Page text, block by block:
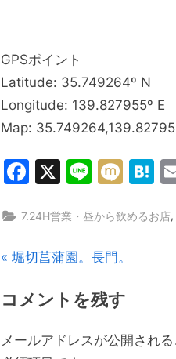
GPSポイント
Latitude: 35.749264º N
Longitude: 139.827955º E
Map:
Facebook
X LineMixi
7.24H営業・昼から飲めるお店,
投
稿
ナ
P
e
堀切菖蒲園。長門。
コメントを残す
メールアドレスが公開される